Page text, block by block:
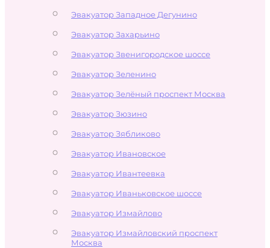
Эвакуатор Западное Дегунино
Эвакуатор Захарьино
Эвакуатор Звенигородское шоссе
Эвакуатор Зеленино
Эвакуатор Зелёный проспект Москва
Эвакуатор Зюзино
Эвакуатор Зябликово
Эвакуатор Ивановское
Эвакуатор Ивантеевка
Эвакуатор Иваньковское шоссе
Эвакуатор Измайлово
Эвакуатор Измайловский проспект
Москва